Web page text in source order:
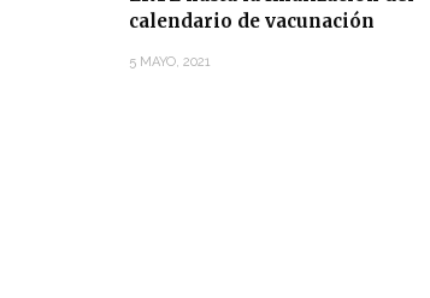
calendario de vacunación
5 MAYO, 2021